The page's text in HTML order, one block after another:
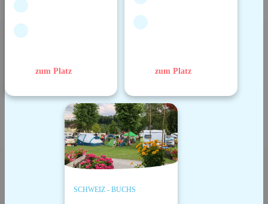
zum Platz zum Platz
SCHWEIZ - BUCHS